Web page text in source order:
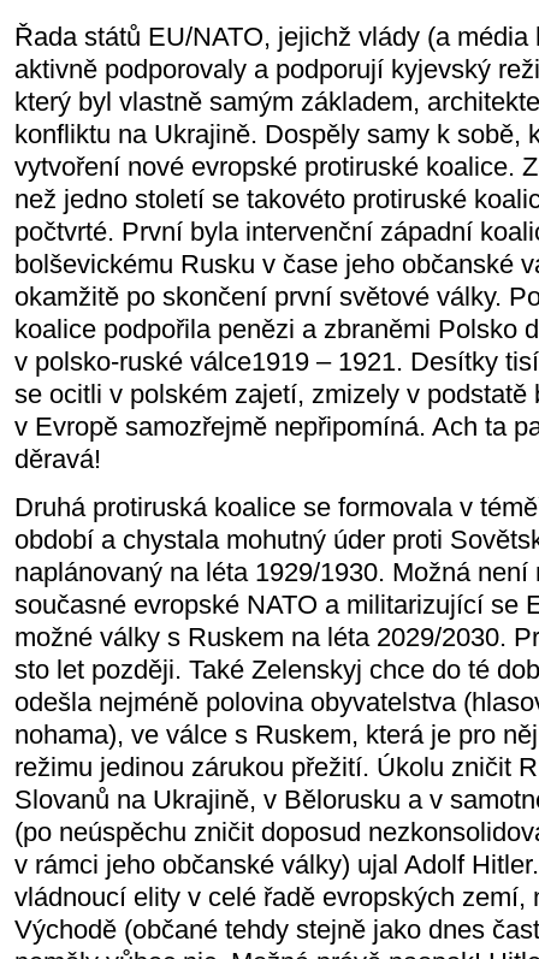
Řada států EU/NATO, jejichž vlády (a média
aktivně podporovaly a podporují kyjevský
který byl vlastně samým základem,
konfliktu na Ukrajině. Dospěly samy k sobě,
vytvoření nové evropské protiruské koalice.
než jedno století se takovéto protiruské
počtvrté. První byla intervenční západní
bolševickému Rusku v čase jeho občanské
okamžitě po skončení první světové války.
koalice podpořila penězi a zbraněmi Polsko
v polsko-ruské válce1919 – 1921. Desítky
se ocitli v polském zajetí, zmizely v podstatě
v Evropě samozřejmě nepřipomíná. Ach ta
děravá!
Druhá protiruská koalice se formovala v
období a chystala mohutný úder proti
naplánovaný na léta 1929/1930. Možná
současné evropské NATO a militarizující se
možné války s Ruskem na léta 2029/2030.
sto let později. Také Zelenskyj chce do té
odešla nejméně polovina obyvatelstva
nohama), ve válce s Ruskem, která je pro
režimu jedinou zárukou přežití. Úkolu zničit
Slovanů na Ukrajině, v Bělorusku a v
(po neúspěchu zničit doposud
v rámci jeho občanské války) ujal Adolf
vládnoucí elity v celé řadě evropských zemí,
Východě (občané tehdy stejně jako dnes